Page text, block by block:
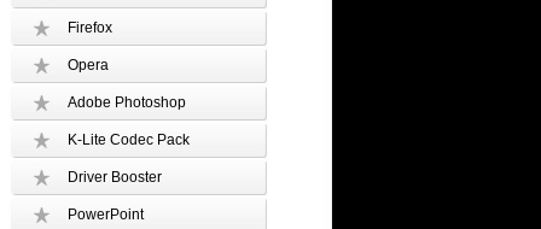
Firefox
Opera
Adobe Photoshop
K-Lite Codec Pack
Driver Booster
PowerPoint